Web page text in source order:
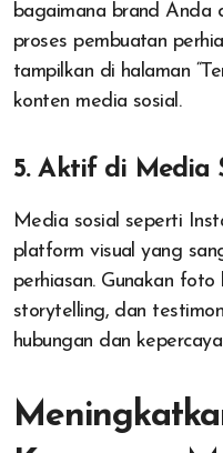
bagaimana brand Anda
proses pembuatan
tampilkan di halaman
konten media sosial.
5. Aktif di Media
Media sosial seperti
platform visual yang
perhiasan. Gunakan
storytelling, dan
hubungan dan